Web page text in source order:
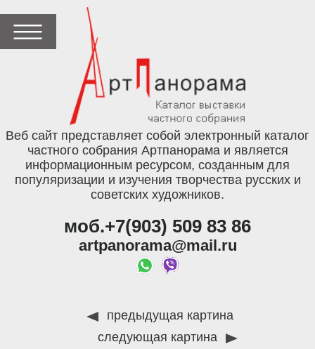
Веб сайт представляет собой электронный каталог
частного собрания Артпанорама и является
информационным ресурсом, созданным для
популяризации и изучения творчества русских и
советских художников.
моб.+7(903) 509 83 86
artpanorama@mail.ru
предыдущая картина
следующая картина